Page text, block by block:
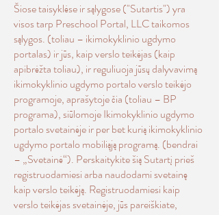
Šiose taisyklėse ir sąlygose ("Sutartis") yra
visos tarp Preschool Portal, LLC taikomos
sąlygos. (toliau – ikimokyklinio ugdymo
portalas) ir jūs, kaip verslo teikėjas (kaip
apibrėžta toliau), ir reguliuoja jūsų dalyvavimą
ikimokyklinio ugdymo portalo verslo teikėjo
programoje, aprašytoje čia (toliau – BP
programa), siūlomoje Ikimokyklinio ugdymo
portalo svetainėje ir per bet kurią ikimokyklinio
ugdymo portalo mobiliąją programą. (bendrai
– „Svetainė“). Perskaitykite šią Sutartį prieš
registruodamiesi arba naudodami svetainę
kaip verslo teikėją. Registruodamiesi kaip
verslo teikėjas svetainėje, jūs pareiškiate,